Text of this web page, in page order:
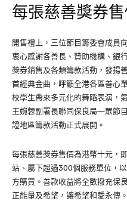
每張慈善獎券
開售禮上，三位節目籌委會成員
衷心感謝各善長、贊助機構、銀
獎券銷售及各類籌款活動，發揚
首經典金曲，呼籲全港各區善心
校學生帶來多元化的舞蹈表演，
王婉蓉副署長聯同保良局一眾節
證地區籌款活動正式展開。
每張慈善獎券售價為港幣十元，
站、屬下超過300個服務單位，
方購買。善款收益將全數撥充保
正能量及希望，讓希望和愛永傳。